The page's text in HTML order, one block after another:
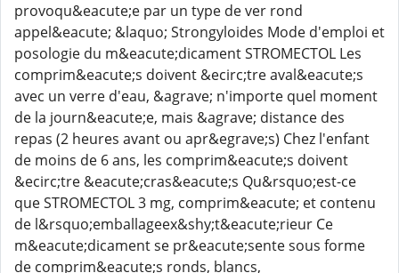
provoqu&eacute;e par un type de ver rond
appel&eacute; &laquo; Strongyloides Mode d'emploi et
posologie du m&eacute;dicament STROMECTOL Les
comprim&eacute;s doivent &ecirc;tre aval&eacute;s
avec un verre d'eau, &agrave; n'importe quel moment
de la journ&eacute;e, mais &agrave; distance des
repas (2 heures avant ou apr&egrave;s) Chez l'enfant
de moins de 6 ans, les comprim&eacute;s doivent
&ecirc;tre &eacute;cras&eacute;s Qu&rsquo;est-ce
que STROMECTOL 3 mg, comprim&eacute; et contenu
de l&rsquo;emballageex&shy;t&eacute;rieur Ce
m&eacute;dicament se pr&eacute;sente sous forme
de comprim&eacute;s ronds, blancs,